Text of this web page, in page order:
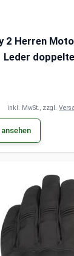
2 Herren
Leder
inkl. MwSt., zzgl.